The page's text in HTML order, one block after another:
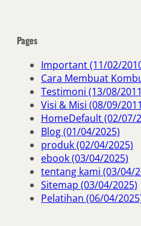
Pages
Important (11/02/
Cara Membuat
Testimoni (13/08/
Visi & Misi (08/09/
HomeDefault (02/07/
Blog (01/04/2025)
produk (02/04/2025)
ebook (03/04/2025)
tentang kami (03/04/
Sitemap (03/04/2025)
Pelatihan (06/04/